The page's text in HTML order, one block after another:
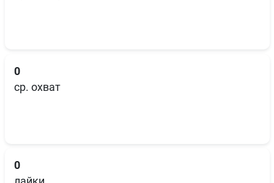
0
ср. охват
0